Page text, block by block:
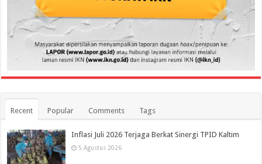
Recent Popular Comments Tags
Inflasi Juli 2026 Terjaga Berkat Sinergi TPID Kaltim
5 Agustus 2026